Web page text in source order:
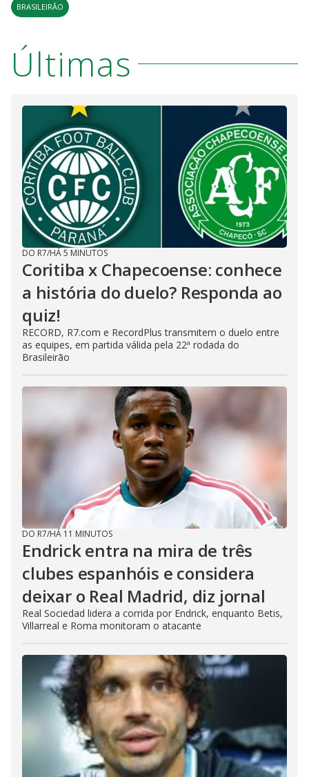
BRASILEIRÃO
Últimas
DO R7/HÁ 5 MINUTOS
Coritiba x Chapecoense: conhece
a história do duelo? Responda ao
quiz!
RECORD, R7.com e RecordPlus transmitem o duelo entre
as equipes, em partida válida pela 22ª rodada do
Brasileirão
DO R7/HÁ 11 MINUTOS
Endrick entra na mira de três
clubes espanhóis e considera
deixar o Real Madrid, diz jornal
Real Sociedad lidera a corrida por Endrick, enquanto Betis,
Villarreal e Roma monitoram o atacante